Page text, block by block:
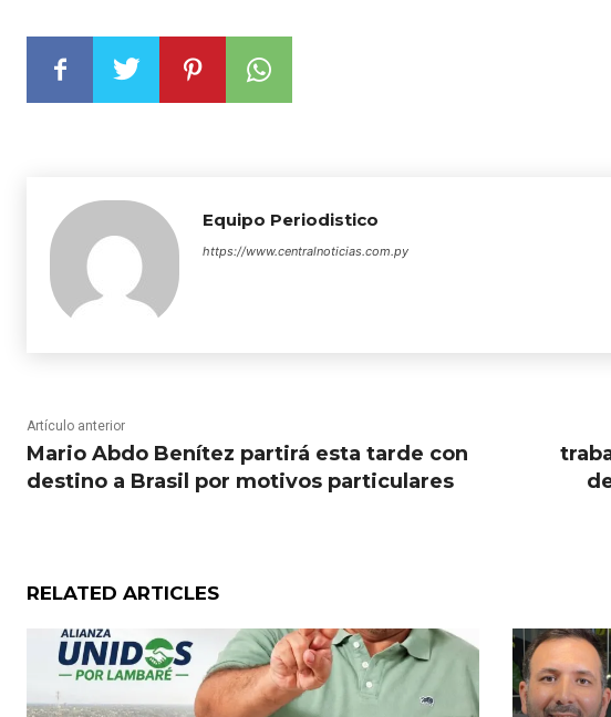
Equipo Periodistico
https://www.centralnoticias.com.py
Artículo anterior
Mario Abdo Benítez partirá esta tarde con
destino a Brasil por motivos particulares
RELATED ARTICLES